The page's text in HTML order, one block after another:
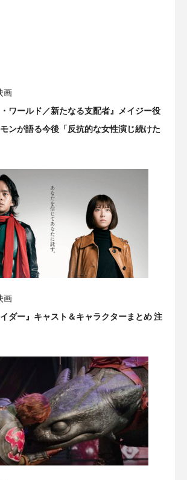
画
・ワールド／新たなる支配者』メイジー役
ンが語る今後「反抗的な女性演じ続けた
画
イダー』キャスト＆キャラクターまとめ 注